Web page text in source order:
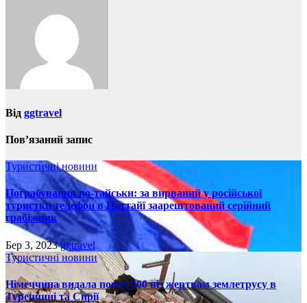
Від ggtravel
Пов’язаний запис
Туристичні новини
Пограбування по-тайськи: за вирваний у російської
туристки телефон в Паттайї заарештований серійний
грабіжник
Бер 3, 2023ggtravel
Туристичні новини
Німеччина видала понад 500 віз жертвам землетрусу в
Туреччині та Сирії